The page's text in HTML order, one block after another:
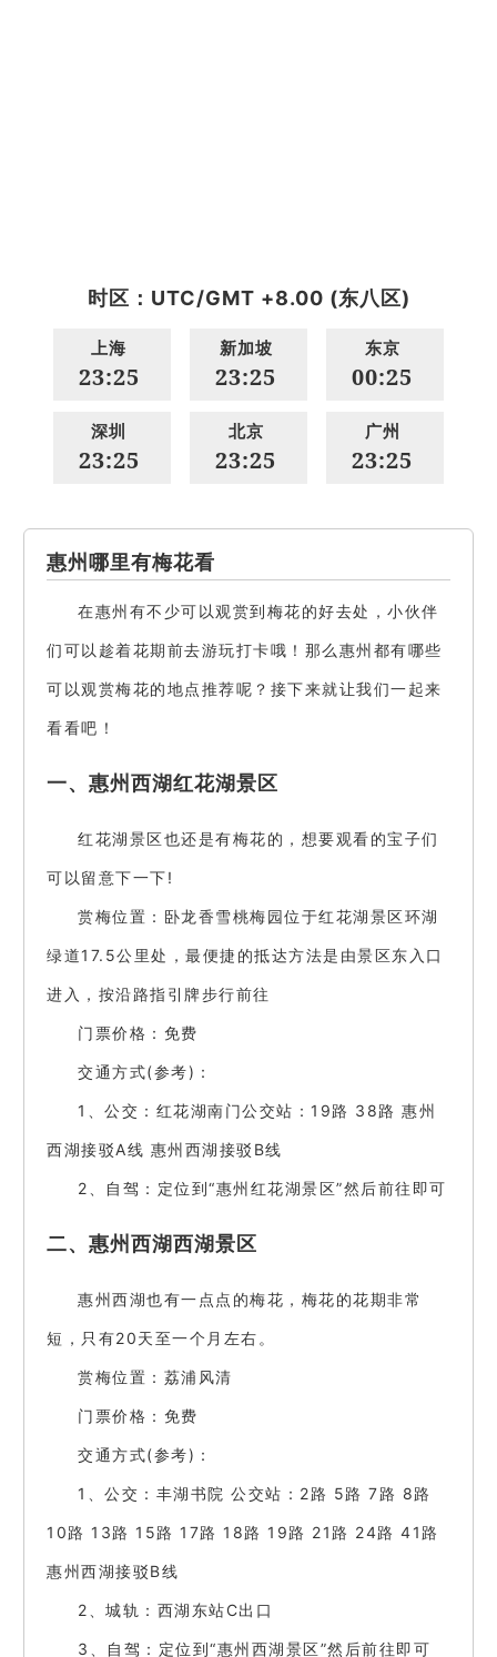
时区：UTC/GMT +8.00 (东八区)
上海
23:25
新加坡
23:25
东京
00:25
深圳
23:25
北京
23:25
广州
23:25
惠州哪里有梅花看
在惠州有不少可以观赏到梅花的好去处，小伙伴
们可以趁着花期前去游玩打卡哦！那么惠州都有哪些
可以观赏梅花的地点推荐呢？接下来就让我们一起来
看看吧！
一、惠州西湖红花湖景区
红花湖景区也还是有梅花的，想要观看的宝子们
可以留意下一下!
赏梅位置：卧龙香雪桃梅园位于红花湖景区环湖
绿道17.5公里处，最便捷的抵达方法是由景区东入口
进入，按沿路指引牌步行前往
门票价格：免费
交通方式(参考)：
1、公交：红花湖南门公交站：19路 38路 惠州
西湖接驳A线 惠州西湖接驳B线
2、自驾：定位到“惠州红花湖景区”然后前往即可
二、惠州西湖西湖景区
惠州西湖也有一点点的梅花，梅花的花期非常
短，只有20天至一个月左右。
赏梅位置：荔浦风清
门票价格：免费
交通方式(参考)：
1、公交：丰湖书院 公交站：2路 5路 7路 8路
10路 13路 15路 17路 18路 19路 21路 24路 41路
惠州西湖接驳B线
2、城轨：西湖东站C出口
3、自驾：定位到“惠州西湖景区”然后前往即可